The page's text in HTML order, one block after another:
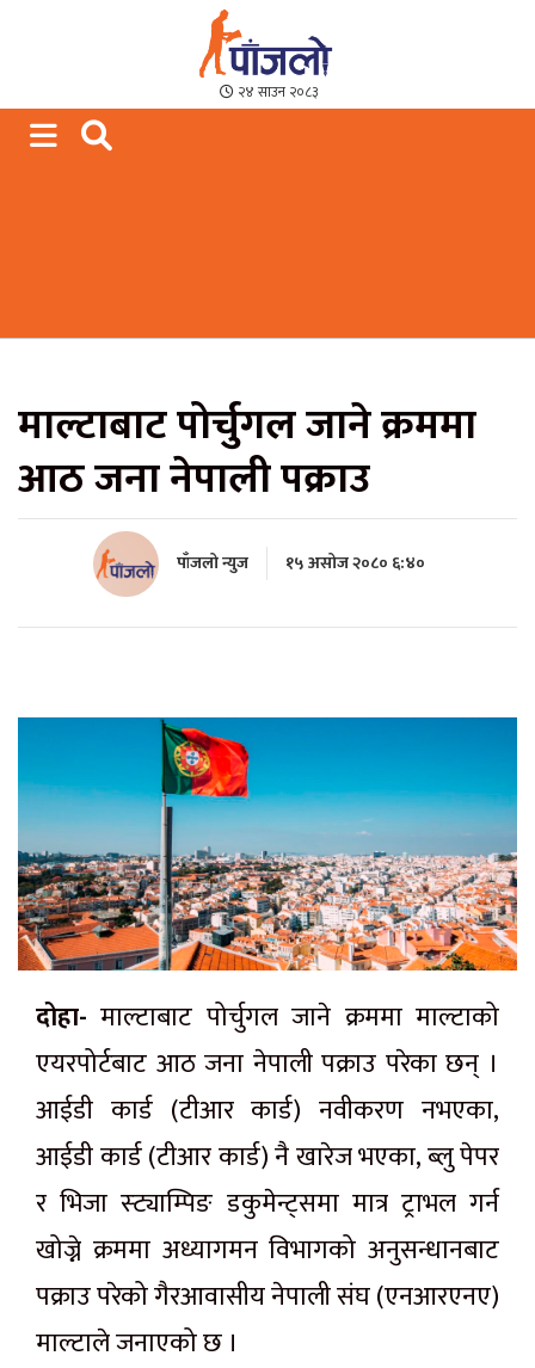
Paajalo News
We are from Far West Nepal
२४ साउन २०८३
माल्टाबाट पोर्चुगल जाने क्रममा
आठ जना नेपाली पक्राउ
पाँजलो न्युज १५ असोज २०८० ६:४०
दोहा- माल्टाबाट पोर्चुगल जाने क्रममा माल्टाको
एयरपोर्टबाट आठ जना नेपाली पक्राउ परेका छन् ।
आईडी कार्ड (टीआर कार्ड) नवीकरण नभएका,
आईडी कार्ड (टीआर कार्ड) नै खारेज भएका, ब्लु पेपर
र भिजा स्ट्याम्पिङ डकुमेन्ट्समा मात्र ट्राभल गर्न
खोज्ने क्रममा अध्यागमन विभागको अनुसन्धानबाट
पक्राउ परेको गैरआवासीय नेपाली संघ (एनआरएनए)
माल्टाले जनाएको छ ।